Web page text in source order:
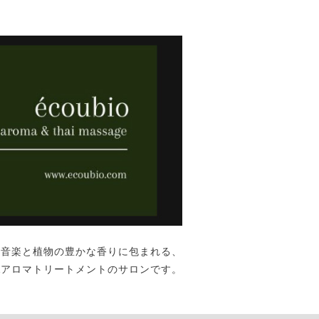
楽と植物の豊かな香りに包まれる、
ロマトリートメントのサロンです。